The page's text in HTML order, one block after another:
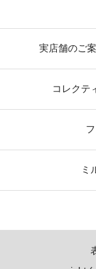
実店舗のご
コレクテ
ミ